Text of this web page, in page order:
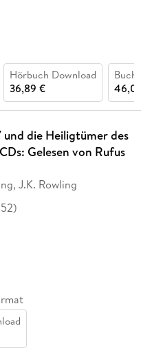
Hörbuch Download
36,89 €
Buch
die Heiligtümer des
Gelesen von Rufus
J.K. Rowling
)